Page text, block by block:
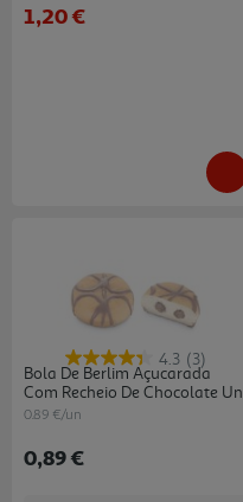
1,20 €
4.3 (3)
Bola De Berlim Açucarada
Com Recheio De Chocolate Un
0.89 €/un
0,89 €